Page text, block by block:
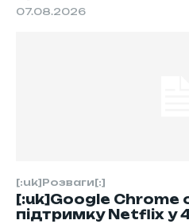
07.08.2026
[:uk]Розваги[:]
[:uk]Google Chrome
підтримку Netflix у